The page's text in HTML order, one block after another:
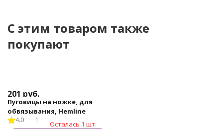
C этим товаром также
покупают
201 руб.
Пуговицы на ножке, для
обвязывания, Hemline
4.0 1 Осталась 1 шт.